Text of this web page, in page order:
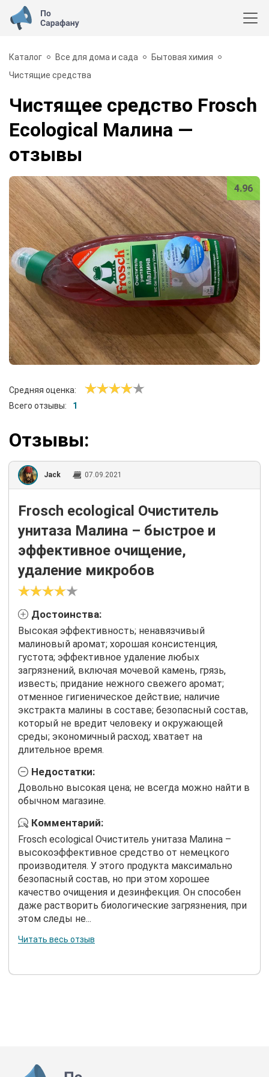
Каталог Все для дома и сада
Бытовая химия
Чистящие средства
Чистящее средство Frosch
Ecological Малина —
отзывы
4.96
Средняя оценка:
Всего отзывы:
1
Отзывы:
Jack 07.09.2021
Frosch ecological Очиститель
унитаза Малина – быстрое и
эффективное очищение,
удаление микробов
Достоинства:
Высокая эффективность; ненавязчивый
малиновый аромат; хорошая консистенция,
густота; эффективное удаление любых
загрязнений, включая мочевой камень, грязь,
известь; придание нежного свежего аромат;
отменное гигиеническое действие; наличие
экстракта малины в составе; безопасный состав,
который не вредит человеку и окружающей
среды; экономичный расход; хватает на
длительное время.
Недостатки:
Довольно высокая цена; не всегда можно найти в
обычном магазине.
Комментарий:
Frosch ecological Очиститель унитаза Малина –
высокоэффективное средство от немецкого
производителя. У этого продукта максимально
безопасный состав, но при этом хорошее
качество очищения и дезинфекция. Он способен
даже растворить биологические загрязнения, при
этом следы не...
Читать весь отзыв